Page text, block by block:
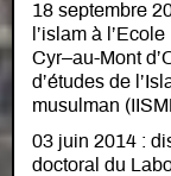
18 septembre
l’islam à
Cyr–au-Mont
d’études de
musulman
03 juin 2014 :
doctoral du